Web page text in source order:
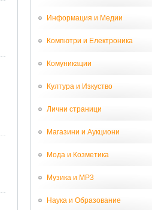
Информация и Медии
Компютри и Електроника
Комуникации
Култура и Изкуство
Лични страници
Магазини и Аукциони
Мода и Козметика
Музика и MP3
Наука и Образование